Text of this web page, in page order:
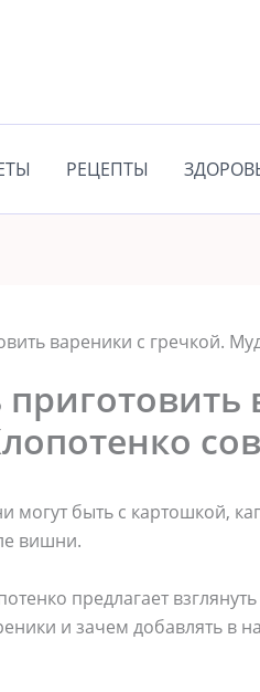
РЕЦЕПТЫ
вареники с гречкой.
могут быть с картошкой,
вишни.
предлагает
и зачем добавлять в